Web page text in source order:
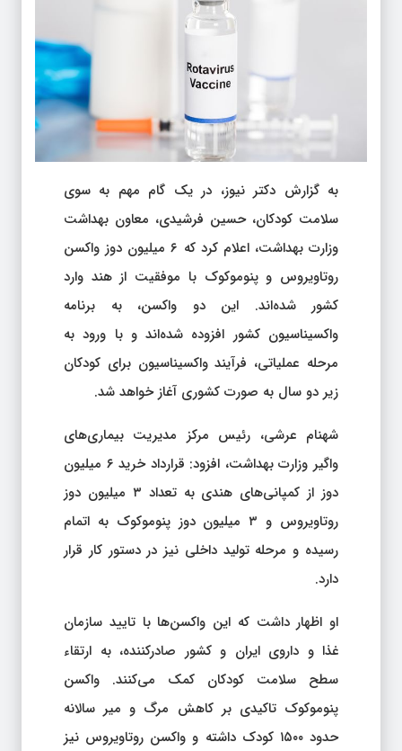
به گزارش دکتر نیوز، در یک گام مهم به سوی
سلامت کودکان، حسین فرشیدی، معاون بهداشت
وزارت بهداشت، اعلام کرد که ۶ میلیون دوز واکسن
روتاویروس و پنوموکوک با موفقیت از هند وارد
کشور شده‌اند. این دو واکسن، به برنامه
واکسیناسیون کشور افزوده شده‌اند و با ورود به
مرحله عملیاتی، فرآیند واکسیناسیون برای کودکان
زیر دو سال به صورت کشوری آغاز خواهد شد.
شهنام عرشی، رئیس مرکز مدیریت بیماری‌های
واگیر وزارت بهداشت، افزود: قرارداد خرید ۶ میلیون
دوز از کمپانی‌های هندی به تعداد ۳ میلیون دوز
روتاویروس و ۳ میلیون دوز پنوموکوک به اتمام
رسیده و مرحله تولید داخلی نیز در دستور کار قرار
دارد.
او اظهار داشت که این واکسن‌ها با تایید سازمان
غذا و داروی ایران و کشور صادرکننده، به ارتقاء
سطح سلامت کودکان کمک می‌کنند. واکسن
پنوموکوک تاکیدی بر کاهش مرگ و میر سالانه
حدود ۱۵۰۰ کودک داشته و واکسن روتاویروس نیز